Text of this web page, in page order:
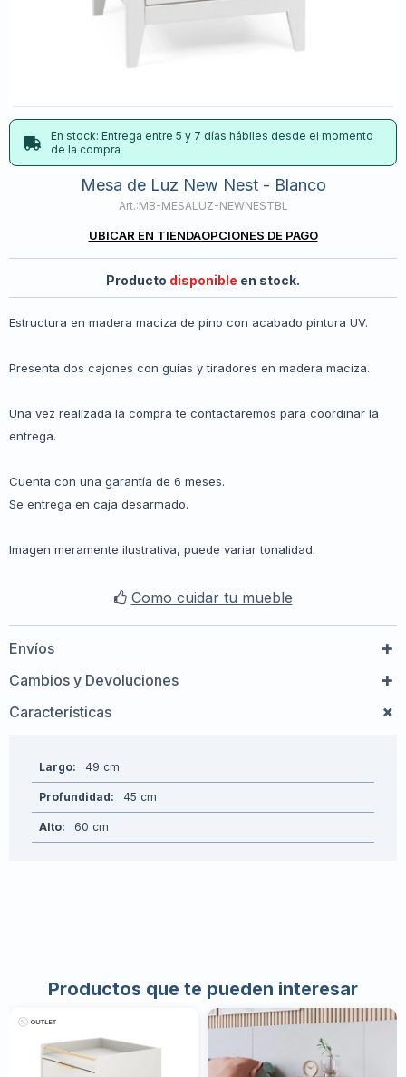
En stock: Entrega entre 5 y 7 días hábiles desde el momento
de la compra
Mesa de Luz New Nest - Blanco
MB-MESALUZ-NEWNESTBL
UBICAR EN TIENDAOPCIONES DE PAGO
Producto disponible en stock.
Estructura en madera maciza de pino con acabado pintura UV.
Presenta dos cajones con guías y tiradores en madera maciza.
Una vez realizada la compra te contactaremos para coordinar la
entrega.
Cuenta con una garantía de 6 meses.
Se entrega en caja desarmado.
Imagen meramente ilustrativa, puede variar tonalidad.
Como cuidar tu mueble
Envíos
Cambios y Devoluciones
Características
Largo 49
Profundidad 45
Alto 60
Productos que te pueden interesar